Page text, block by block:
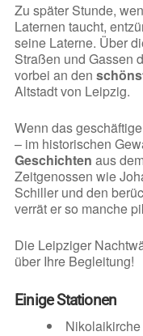
Zu später Stunde,
Laternen taucht,
seine Laterne. Über
Straßen und Gassen
vorbei an den
Altstadt von Leipzig.
Wenn das
– im historischen
Geschichten aus
Zeitgenossen wie
Schiller und den
verrät er so manche
Die Leipziger
über Ihre Begleitung!
Einige Stationen